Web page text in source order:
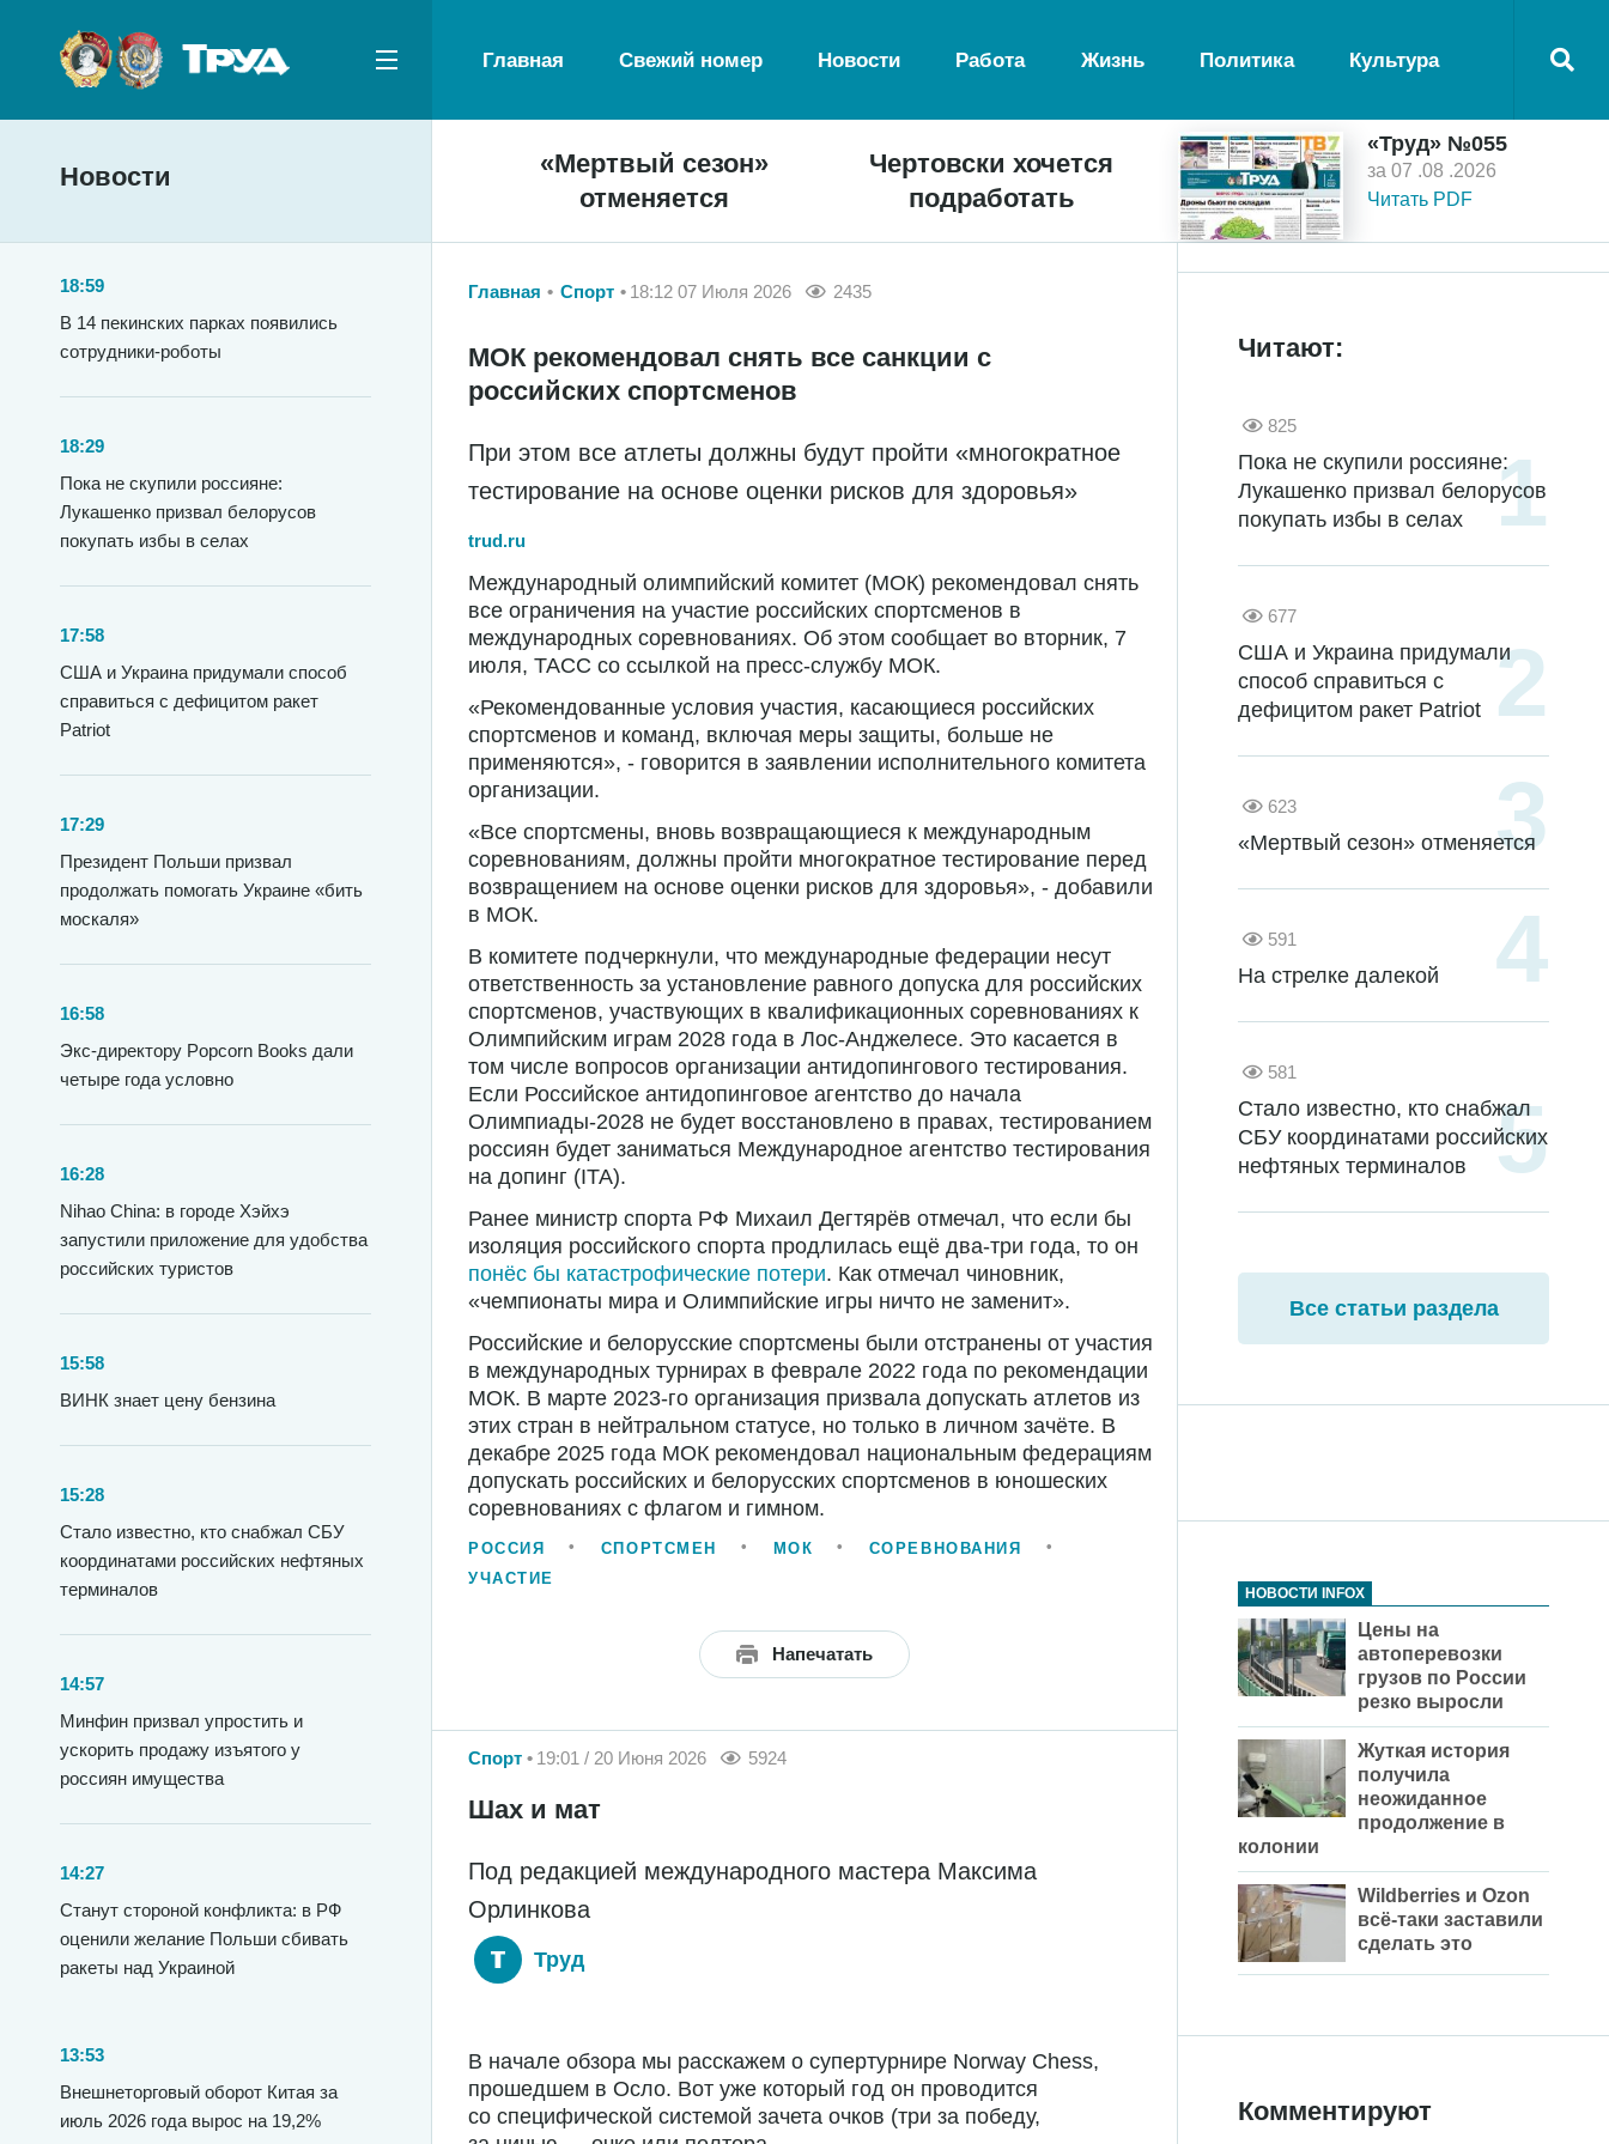
Главная Свежий номер Новости Работа Жизнь Политика Культура
Новости
«Мертвый сезон»
отменяется
Чертовски хочется
подработать
«Труд» №055
за 07 .08 .2026
Читать PDF
18:59
В 14 пекинских парках появились
сотрудники-роботы
18:29
Пока не скупили россияне:
Лукашенко призвал белорусов
покупать избы в селах
17:58
США и Украина придумали способ
справиться с дефицитом ракет
Patriot
17:29
Президент Польши призвал
продолжать помогать Украине «бить
москаля»
16:58
Экс-директору Popcorn Books дали
четыре года условно
16:28
Nihao China: в городе Хэйхэ
запустили приложение для удобства
российских туристов
15:58
ВИНК знает цену бензина
15:28
Стало известно, кто снабжал СБУ
координатами российских нефтяных
терминалов
14:57
Минфин призвал упростить и
ускорить продажу изъятого у
россиян имущества
14:27
Станут стороной конфликта: в РФ
оценили желание Польши сбивать
ракеты над Украиной
13:53
Внешнеторговый оборот Китая за
июль 2026 года вырос на 19,2%
Главная Спорт 18:12 07 Июля 2026 2435
МОК рекомендовал снять все санкции с
российских спортсменов
При этом все атлеты должны будут пройти «многократное
тестирование на основе оценки рисков для здоровья»
trud.ru
Международный олимпийский комитет (МОК) рекомендовал снять
все ограничения на участие российских спортсменов в
международных соревнованиях. Об этом сообщает во вторник, 7
июля, ТАСС со ссылкой на пресс-службу МОК.
«Рекомендованные условия участия, касающиеся российских
спортсменов и команд, включая меры защиты, больше не
применяются», - говорится в заявлении исполнительного комитета
организации.
«Все спортсмены, вновь возвращающиеся к международным
соревнованиям, должны пройти многократное тестирование перед
возвращением на основе оценки рисков для здоровья», - добавили
в МОК.
В комитете подчеркнули, что международные федерации несут
ответственность за установление равного допуска для российских
спортсменов, участвующих в квалификационных соревнованиях к
Олимпийским играм 2028 года в Лос-Анджелесе. Это касается в
том числе вопросов организации антидопингового тестирования.
Если Российское антидопинговое агентство до начала
Олимпиады-2028 не будет восстановлено в правах, тестированием
россиян будет заниматься Международное агентство тестирования
на допинг (ITA).
Ранее министр спорта РФ Михаил Дегтярёв отмечал, что если бы
изоляция российского спорта продлилась ещё два-три года, то он
понёс бы катастрофические потери. Как отмечал чиновник,
«чемпионаты мира и Олимпийские игры ничто не заменит».
Российские и белорусские спортсмены были отстранены от участия
в международных турнирах в феврале 2022 года по рекомендации
МОК. В марте 2023-го организация призвала допускать атлетов из
этих стран в нейтральном статусе, но только в личном зачёте. В
декабре 2025 года МОК рекомендовал национальным федерациям
допускать российских и белорусских спортсменов в юношеских
соревнованиях с флагом и гимном.
РОССИЯ СПОРТСМЕН МОК
СОРЕВНОВАНИЯ
УЧАСТИЕ
Напечатать
Спорт 19:01 / 20 Июня 2026 5924
Шах и мат
Под редакцией международного мастера Максима
Орлинкова
Труд
В начале обзора мы расскажем о супертурнире Norway Chess,
прошедшем в Осло. Вот уже который год он проводится
со специфической системой зачета очков (три за победу,
Читают:
825
Пока не скупили россияне:
Лукашенко призвал белорусов
покупать избы в селах
677
США и Украина придумали
способ справиться с
дефицитом ракет Patriot
623
«Мертвый сезон» отменяется
591
На стрелке далекой
581
Стало известно, кто снабжал
СБУ координатами российских
нефтяных терминалов
Все статьи раздела
НОВОСТИ INFOX
Цены на
автоперевозки
грузов по России
резко выросли
Жуткая история
получила
неожиданное
продолжение в
колонии
Wildberries и Ozon
всё-таки заставили
сделать это
Комментируют